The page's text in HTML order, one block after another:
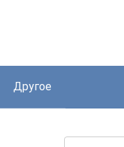
Другое